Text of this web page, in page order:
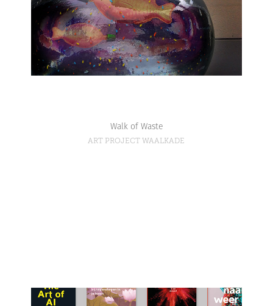
Walk of Waste
ART PROJECT WAALKADE